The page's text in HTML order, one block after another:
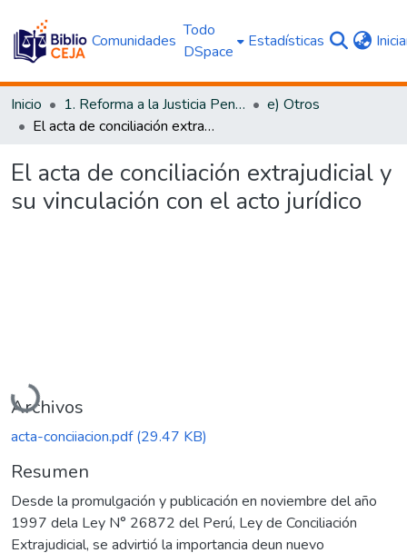
Comunidades
Todo
DSpace
Estadísticas
Inicio 1. Reforma a la Justicia Penal
e) Otros
El acta de conciliación extrajudicial y su vinculación con el acto jurídico
El acta de conciliación extrajudicial y
su vinculación con el acto jurídico
Cargando...
Archivos
acta-conciiacion.pdf(29.47 KB)
Resumen
Desde la promulgación y publicación en noviembre del año
1997 dela Ley N° 26872 del Perú, Ley de Conciliación
Extrajudicial, se advirtió la importancia deun nuevo